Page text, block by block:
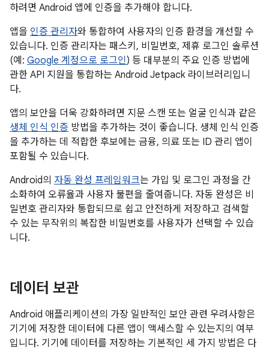
하려면 Android 앱에 인증을 추가해야 합니다.
앱을 인증 관리자와 통합하여 사용자의 인증 환경을 개선할 수
있습니다. 인증 관리자는 패스키, 비밀번호, 제휴 로그인 솔루션
(예: Google 계정으로 로그인) 등 대부분의 주요 인증 방법에
관한 API 지원을 통합하는 Android Jetpack 라이브러리입니
다.
앱의 보안을 더욱 강화하려면 지문 스캔 또는 얼굴 인식과 같은
생체 인식 인증 방법을 추가하는 것이 좋습니다. 생체 인식 인증
을 추가하는 데 적합한 후보에는 금융, 의료 또는 ID 관리 앱이
포함될 수 있습니다.
Android의 자동 완성 프레임워크는 가입 및 로그인 과정을 간
소화하여 오류율과 사용자 불편을 줄여줍니다. 자동 완성은 비
밀번호 관리자와 통합되므로 쉽고 안전하게 저장하고 검색할
수 있는 무작위의 복잡한 비밀번호를 사용자가 선택할 수 있습
니다.
데이터 보관
Android 애플리케이션의 가장 일반적인 보안 관련 우려사항은
기기에 저장한 데이터에 다른 앱이 액세스할 수 있는지의 여부
입니다. 기기에 데이터를 저장하는 기본적인 세 가지 방법은 다